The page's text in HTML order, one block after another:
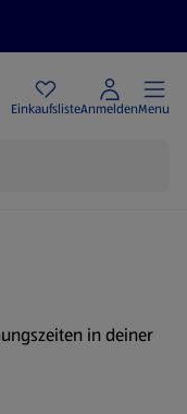
EinkaufslisteAnmeldenMenu
in deiner